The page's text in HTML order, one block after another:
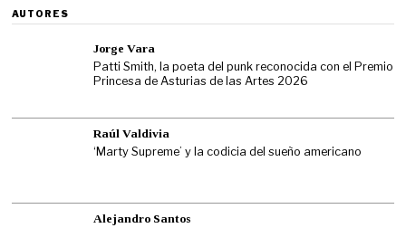
AUTORES
Jorge Vara
Patti Smith, la poeta del punk reconocida con el Premio
Princesa de Asturias de las Artes 2026
Raúl Valdivia
‘Marty Supreme’ y la codicia del sueño americano
Alejandro Santos